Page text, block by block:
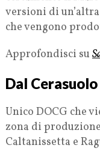
versioni di
che vengono
Approfondisci su
Dal
Unico DOCG che
zona di
Caltanissetta e